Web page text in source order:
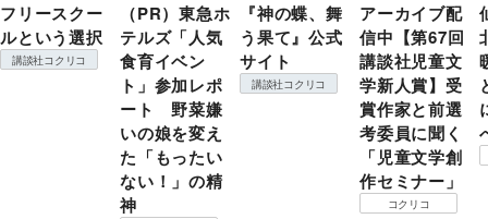
フリースクー
ルという選択
講談社コクリコ
（PR）東急ホ
テルズ「人気
食育イベン
ト」参加レポ
ート 野菜嫌
いの娘を変え
た「もったい
ない！」の精
神
『神の蝶、舞
う果て』公式
サイト
講談社コクリコ
アーカイブ配
信中【第67回
講談社児童文
学新人賞】受
賞作家と前選
考委員に聞く
「児童文学創
作セミナー」
コクリコ